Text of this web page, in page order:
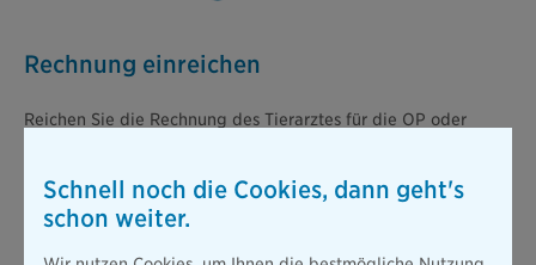
Rechnung einreichen
Reichen Sie die Rechnung des Tierarztes für die OP oder
schaden@barmenia.de
Schnell noch die Cookies, dann geht's
schon weiter.